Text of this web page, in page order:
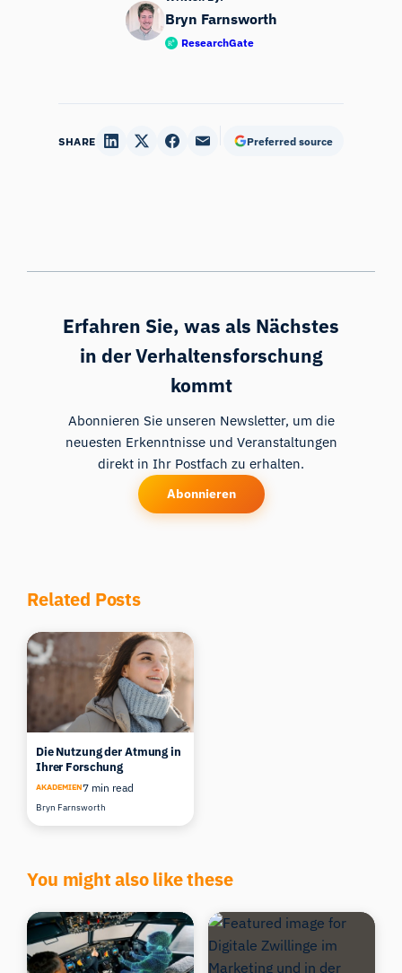
Bryn Farnsworth
ResearchGate
SHARE Preferred source
Erfahren Sie, was als Nächstes
in der Verhaltensforschung
kommt
Abonnieren Sie unseren Newsletter, um die
neuesten Erkenntnisse und Veranstaltungen
direkt in Ihr Postfach zu erhalten.
Abonnieren
Related Posts
Die Nutzung der Atmung in
Ihrer Forschung
AKADEMIEN7 min read
Bryn Farnsworth
You might also like these